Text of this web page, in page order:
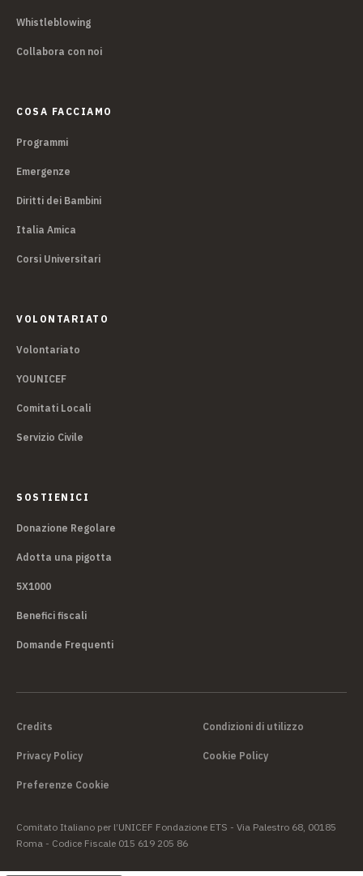
Whistleblowing
Collabora con noi
COSA FACCIAMO
Programmi
Emergenze
Diritti dei Bambini
Italia Amica
Corsi Universitari
VOLONTARIATO
Volontariato
YOUNICEF
Comitati Locali
Servizio Civile
SOSTIENICI
Donazione Regolare
Adotta una pigotta
5X1000
Benefici fiscali
Domande Frequenti
Credits Condizioni di utilizzo
Privacy Policy Cookie Policy
Preferenze Cookie
Comitato Italiano per l’UNICEF Fondazione ETS - Via Palestro 68, 00185
Roma - Codice Fiscale 015 619 205 86